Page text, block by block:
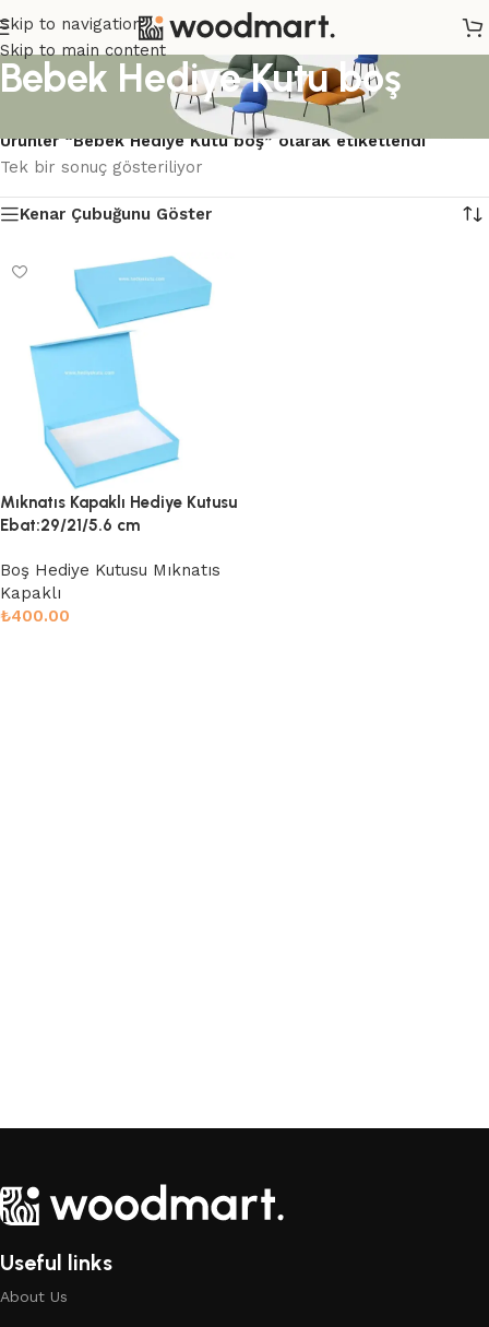
Skip to navigation
Skip to main content
Bebek Hediye Kutu boş
Ürünler “Bebek Hediye Kutu boş” olarak etiketlendi
Tek bir sonuç gösteriliyor
Kenar Çubuğunu Göster
Mıknatıs Kapaklı Hediye Kutusu
Ebat:29/21/5.6 cm
Boş Hediye Kutusu Mıknatıs
Kapaklı
₺400.00
Useful links
About Us